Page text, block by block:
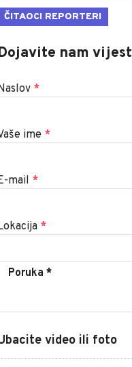
ČITAOCI REPORTERI
nam vijest
*
ime *
mail *
*
video ili foto